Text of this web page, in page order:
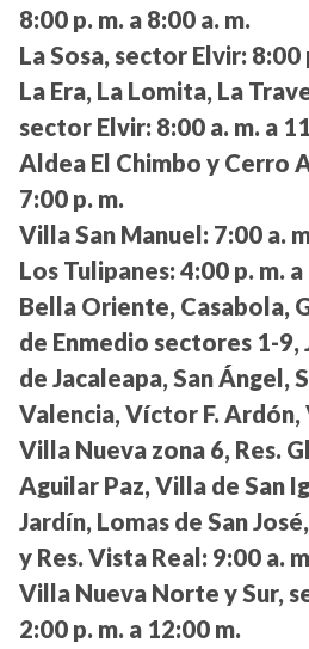
8:00 p. m. a 8:00 a. m.
La Sosa, sector Elvir: 8:00
La Era, La Lomita, La
sector Elvir: 8:00 a. m. a
Aldea El Chimbo y Cerro
7:00 p. m.
Villa San Manuel: 7:00 a.
Los Tulipanes: 4:00 p. m. a
Bella Oriente, Casabola,
de Enmedio sectores 1-9,
de Jacaleapa, San Ángel,
Valencia, Víctor F. Ardón,
Villa Nueva zona 6, Res.
Aguilar Paz, Villa de San
Jardín, Lomas de San
y Res. Vista Real: 9:00 a.
Villa Nueva Norte y Sur,
2:00 p. m. a 12:00 m.